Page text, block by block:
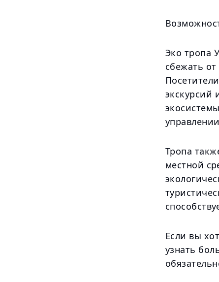
Эко тропа
сбежать
экскурсий
Тропа
местной
Если вы
узнать